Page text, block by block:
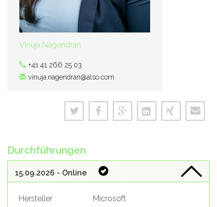
Vinuja Nagendran
+41 41 266 25 03
vinuja.nagendran@also.com
Durchführungen
15.09.2026 - Online
Hersteller
Microsoft